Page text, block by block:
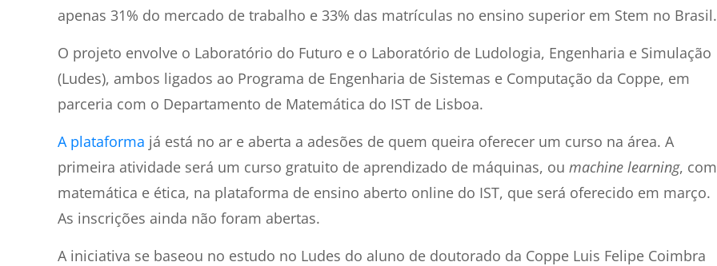
apenas 31% do mercado de trabalho e 33% das matrículas no ensino superior em Stem no Brasil.
O projeto envolve o Laboratório do Futuro e o Laboratório de Ludologia, Engenharia e Simulação
(Ludes), ambos ligados ao Programa de Engenharia de Sistemas e Computação da Coppe, em
parceria com o Departamento de Matemática do IST de Lisboa.
A plataforma já está no ar e aberta a adesões de quem queira oferecer um curso na área. A
primeira atividade será um curso gratuito de aprendizado de máquinas, ou machine learning, com
matemática e ética, na plataforma de ensino aberto online do IST, que será oferecido em março.
As inscrições ainda não foram abertas.
A iniciativa se baseou no estudo no Ludes do aluno de doutorado da Coppe Luis Felipe Coimbra